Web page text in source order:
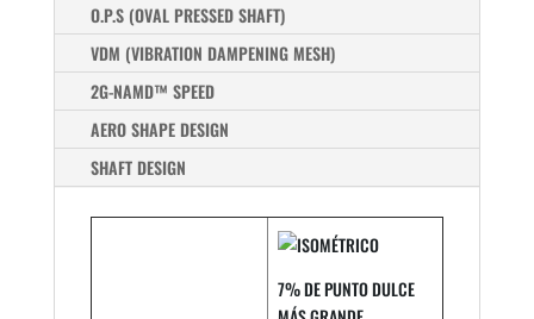
O.P.S (OVAL PRESSED SHAFT)
VDM (VIBRATION DAMPENING MESH)
2G-NAMD™ SPEED
AERO SHAPE DESIGN
SHAFT DESIGN
7% DE PUNTO DULCE